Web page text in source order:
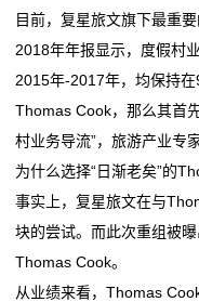
目前，复星旅文旗下最重
2018年年报显示，度假村
2015年-2017年，均保持
Thomas Cook，那么其首
村业务导流”，旅游产业专
为什么选择“日渐老矣”的
事实上，复星旅文在与
块的尝试。而此次重组被
Thomas Cook。
从业绩来看，Thomas